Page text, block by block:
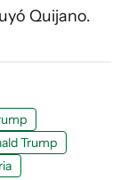
Quijano.
Trump